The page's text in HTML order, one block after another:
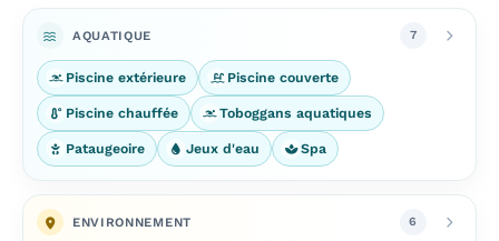
AQUATIQUE 7
Piscine extérieure Piscine couverte
Piscine chauffée Toboggans aquatiques
Pataugeoire Jeux d'eau Spa
ENVIRONNEMENT 6